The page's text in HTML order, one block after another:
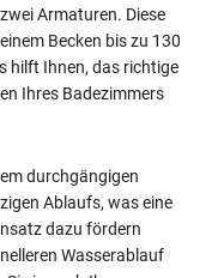
Armaturen. Diese
Becken bis zu 130
hilft Ihnen, das richtige
Ihres Badezimmers
durchgängigen
Ablaufs, was eine
dazu fördern
Wasserablauf